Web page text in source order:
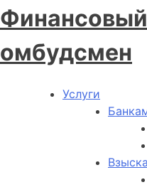
Финансовый
омбудсмен
Услуги